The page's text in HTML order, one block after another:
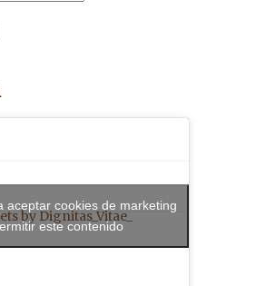
by Dignitas_Vitae_
aceptar cookies de marketing
este contenido